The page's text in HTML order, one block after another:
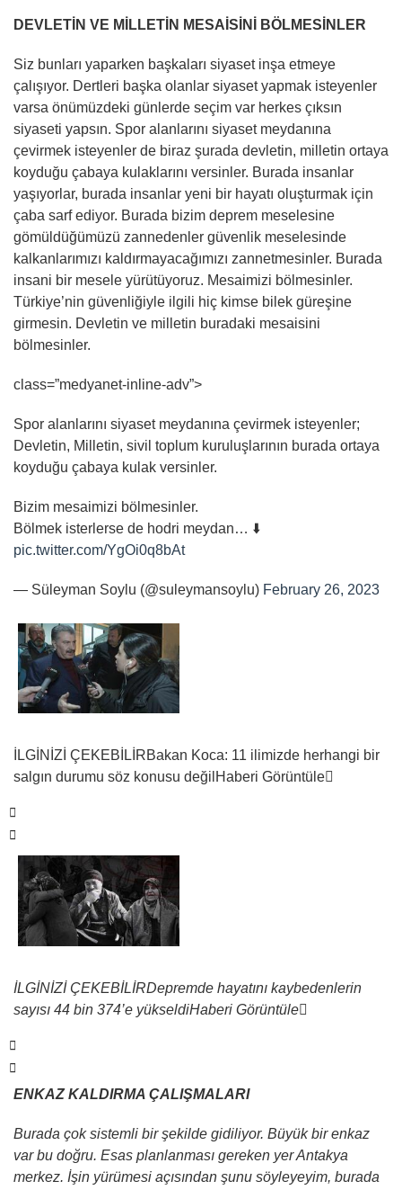
DEVLETİN VE MİLLETİN MESAİSİNİ BÖLMESİNLER
Siz bunları yaparken başkaları siyaset inşa etmeye
çalışıyor. Dertleri başka olanlar siyaset yapmak isteyenler
varsa önümüzdeki günlerde seçim var herkes çıksın
siyaseti yapsın. Spor alanlarını siyaset meydanına
çevirmek isteyenler de biraz şurada devletin, milletin ortaya
koyduğu çabaya kulaklarını versinler. Burada insanlar
yaşıyorlar, burada insanlar yeni bir hayatı oluşturmak için
çaba sarf ediyor. Burada bizim deprem meselesine
gömüldüğümüzü zannedenler güvenlik meselesinde
kalkanlarımızı kaldırmayacağımızı zannetmesinler. Burada
insani bir mesele yürütüyoruz. Mesaimizi bölmesinler.
Türkiye’nin güvenliğiyle ilgili hiç kimse bilek güreşine
girmesin. Devletin ve milletin buradaki mesaisini
bölmesinler.
class=”medyanet-inline-adv”>
Spor alanlarını siyaset meydanına çevirmek isteyenler;
Devletin, Milletin, sivil toplum kuruluşlarının burada ortaya
koyduğu çabaya kulak versinler.
Bizim mesaimizi bölmesinler.
Bölmek isterlerse de hodri meydan… ⬇️
pic.twitter.com/YgOi0q8bAt
— Süleyman Soylu (@suleymansoylu) February 26, 2023
İLGİNİZİ ÇEKEBİLİRBakan Koca: 11 ilimizde herhangi bir
salgın durumu söz konusu değil Haberi Görüntüle
İLGİNİZİ ÇEKEBİLİRDepremde hayatını kaybedenlerin
sayısı 44 bin 374’e yükseldiHaberi Görüntüle
ENKAZ KALDIRMA ÇALIŞMALARI
Burada çok sistemli bir şekilde gidiliyor. Büyük bir enkaz
var bu doğru. Esas planlanması gereken yer Antakya
merkez. İşin yürümesi açısından şunu söyleyeyim, burada